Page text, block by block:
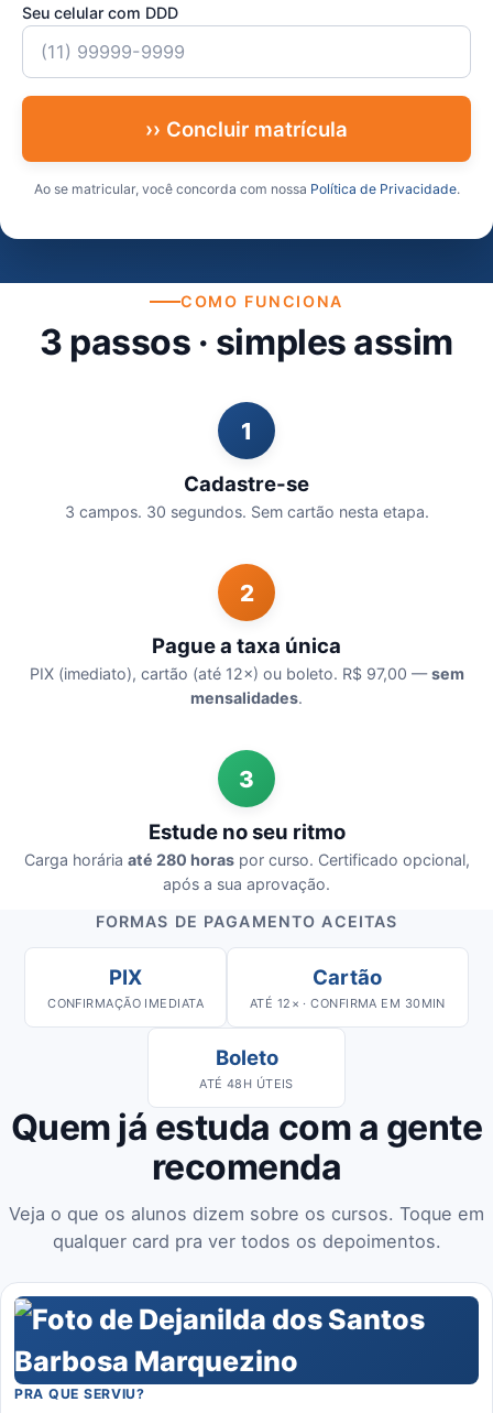
Seu celular com DDD
›› Concluir matrícula
Ao se matricular, você concorda com nossa Política de Privacidade.
COMO FUNCIONA
3 passos · simples assim
1
Cadastre-se
3 campos. 30 segundos. Sem cartão nesta etapa.
2
Pague a taxa única
PIX (imediato), cartão (até 12×) ou boleto. R$ 97,00 —sem
mensalidades.
3
Estude no seu ritmo
Carga horária até 280 horaspor curso. Certificado opcional,
após a sua aprovação.
FORMAS DE PAGAMENTO ACEITAS
PIX
CONFIRMAÇÃO IMEDIATA
Cartão
ATÉ 12× · CONFIRMA EM 30MIN
Boleto
ATÉ 48H ÚTEIS
Quem já estuda com a gente
recomenda
Veja o que os alunos dizem sobre os cursos. Toque em
qualquer card pra ver todos os depoimentos.
PRA QUE SERVIU?